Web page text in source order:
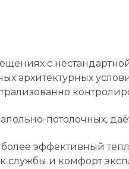
с
архитектурных
потолочных,
эффективный
службы и комфорт